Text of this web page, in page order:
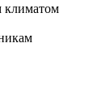
климатом